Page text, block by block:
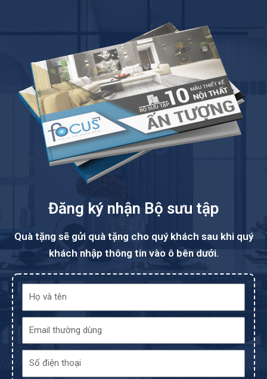
Đăng ký nhận Bộ sưu tập
Quà tặng sẽ gửi quà tặng cho quý khách sau khi quý
khách nhập thông tin vào ô bên dưới.